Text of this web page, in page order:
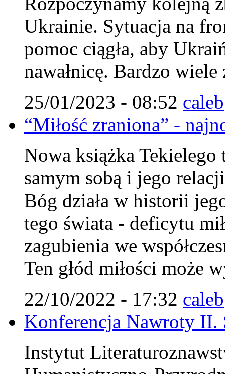
Ukrainie. Sytuacja na
pomoc ciągła, aby
nawałnicę. Bardzo
25/01/2023 - 08:52 caleb
“Miłość zraniona” -
Nowa książka Tekielego
samym sobą i jego
Bóg działa w historii
tego świata - deficytu
zagubienia we
Ten głód miłości może
22/10/2022 - 17:32 caleb
Konferencja Nawroty II.
Instytut